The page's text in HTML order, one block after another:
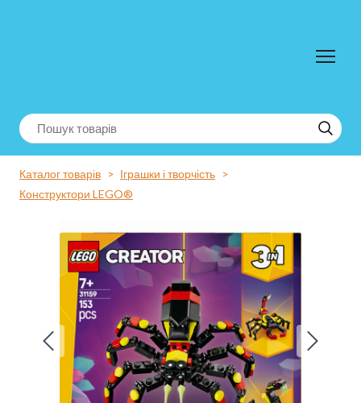
Каталог товарів
Іграшки і творчість
Конструктори LEGO®